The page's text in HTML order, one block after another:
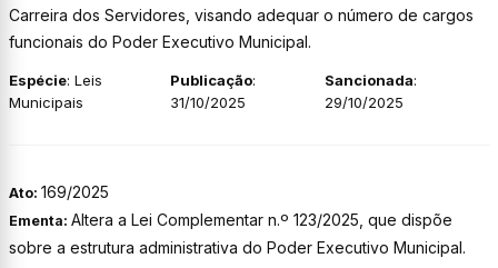
Carreira dos Servidores, visando adequar o número de cargos
funcionais do Poder Executivo Municipal.
Espécie: Leis
Municipais
Publicação:
31/10/2025
Sancionada:
29/10/2025
Ato: 169/2025
Ementa: Altera a Lei Complementar n.º 123/2025, que dispõe
sobre a estrutura administrativa do Poder Executivo Municipal.